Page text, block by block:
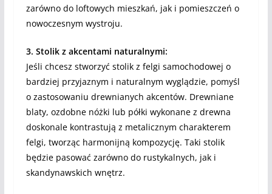
zarówno do loftowych mieszkań, jak i pomieszczeń o
nowoczesnym wystroju.
3. Stolik z akcentami naturalnymi:
Jeśli chcesz stworzyć stolik z felgi samochodowej o
bardziej przyjaznym i naturalnym wyglądzie, pomyśl
o zastosowaniu drewnianych akcentów. Drewniane
blaty, ozdobne nóżki lub półki wykonane z drewna
doskonale kontrastują z metalicznym charakterem
felgi, tworząc harmonijną kompozycję. Taki stolik
będzie pasować zarówno do rustykalnych, jak i
skandynawskich wnętrz.